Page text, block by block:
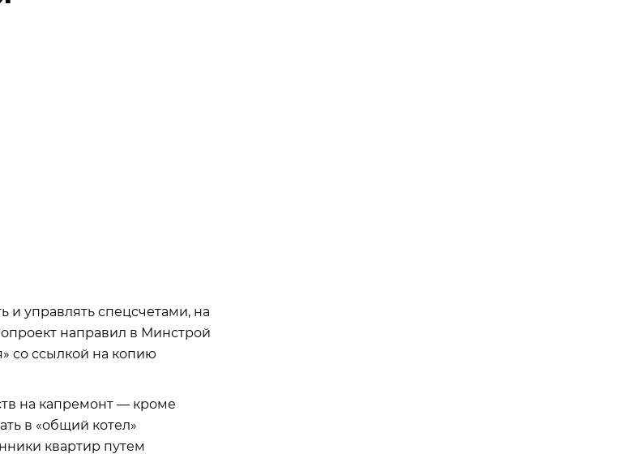
и управлять спецсчетами, на
направил в Минстрой
со ссылкой на копию
на капремонт — кроме
в «общий котел»
квартир путем